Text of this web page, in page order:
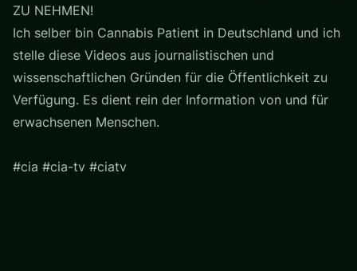
ZU NEHMEN!
Ich selber bin Cannabis Patient in Deutschland und ich
stelle diese Videos aus journalistischen und
wissenschaftlichen Gründen für die Öffentlichkeit zu
Verfügung. Es dient rein der Information von und für
erwachsenen Menschen.
#cia #cia-tv #ciatv